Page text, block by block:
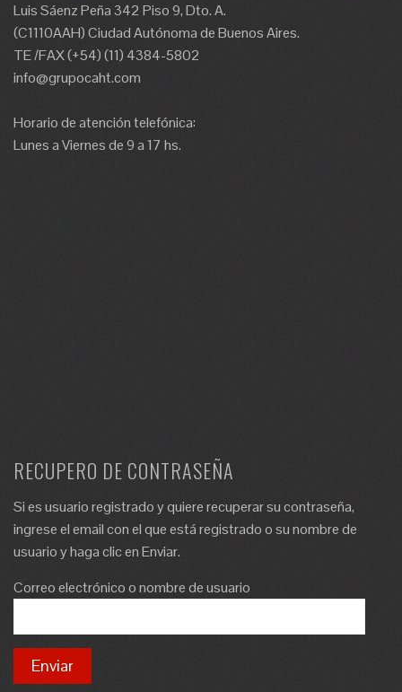
Luis Sáenz Peña 342 Piso 9, Dto. A.
(C1110AAH) Ciudad Autónoma de Buenos Aires.
TE /FAX (+54) (11) 4384-5802
info@grupocaht.com
Horario de atención telefónica:
Lunes a Viernes de 9 a 17 hs.
RECUPERO DE CONTRASEÑA
Si es usuario registrado y quiere recuperar su contraseña,
ingrese el email con el que está registrado o su nombre de
usuario y haga clic en Enviar.
Correo electrónico o nombre de usuario